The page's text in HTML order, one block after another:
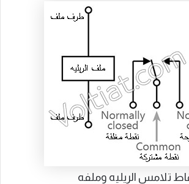
تلامس الريليه وملفه